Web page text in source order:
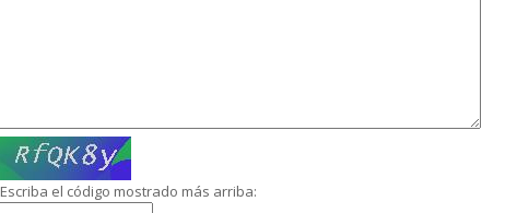
Escriba el código mostrado más arriba: